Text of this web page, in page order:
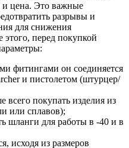
и цена. Это важные
разрывы и
для снижения
перед покупкой
фитингами он соединяется
и пистолетом (штурцер/
всего покупать изделия из
или сплавов);
шланги для работы в -40 и в
исходя из размеров